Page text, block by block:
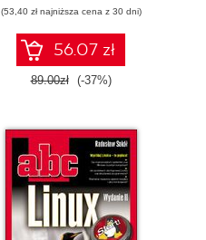
(53,40 zł najniższa cena z 30 dni)
56.07 zł
89.00zł (-37%)